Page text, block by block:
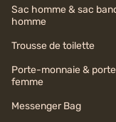
Sac homme & sac
homme
Trousse de toilette
Porte-monnaie &
femme
Messenger Bag